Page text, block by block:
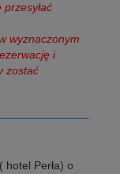
wyznaczonym
i
zostać
Perła) o